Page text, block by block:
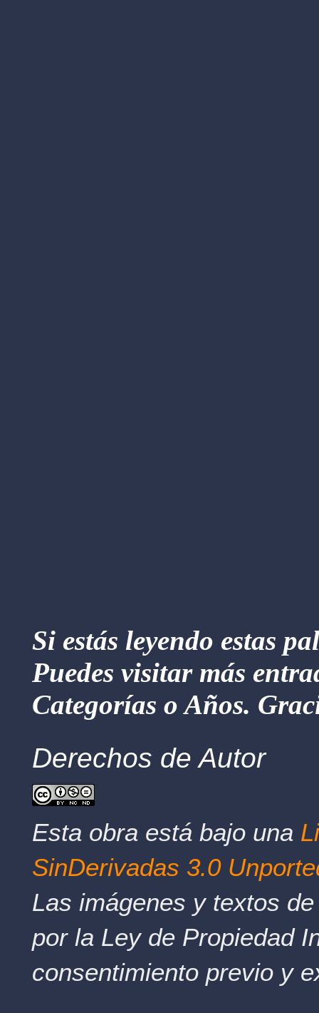
Si estás leyendo estas
Puedes visitar más
Categorías o Años.
Derechos de Autor
Esta obra está bajo una
SinDerivadas 3.0
Las imágenes y textos
por la Ley de Propiedad
consentimiento previo y